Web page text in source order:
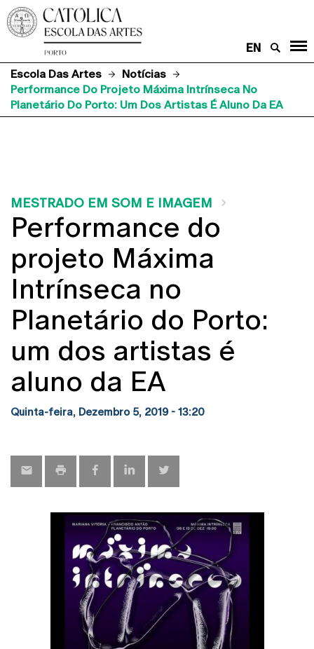
EN
Escola Das Artes
Notícias
Performance Do Projeto Máxima Intrínseca No
Planetário Do Porto: Um Dos Artistas É Aluno Da EA
MESTRADO EM SOM E IMAGEM
Performance do
projeto Máxima
Intrínseca no
Planetário do Porto:
um dos artistas é
aluno da EA
Quinta-feira, Dezembro 5, 2019 - 13:20